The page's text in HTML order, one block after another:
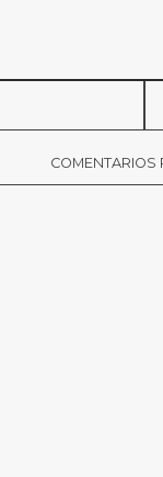
COMENTARIOS